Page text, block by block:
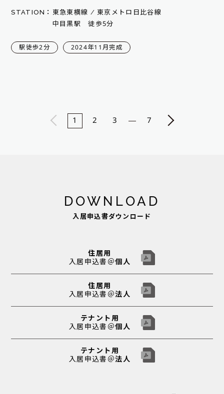
STATION： 東急東横線 / 東京メトロ日比谷線
中目黒駅 徒歩5分
駅徒歩2分 2024年11月完成
1 2 3 7
DOWNLOAD
入居申込書ダウンロード
住居用
入居申込書＠個人
住居用
入居申込書＠法人
テナント用
入居申込書＠個人
テナント用
入居申込書＠法人